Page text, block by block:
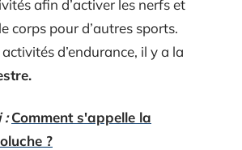
afin d’activer les nerfs et
corps pour d’autres sports.
d’endurance, il y a la
: Comment s'appelle la
?